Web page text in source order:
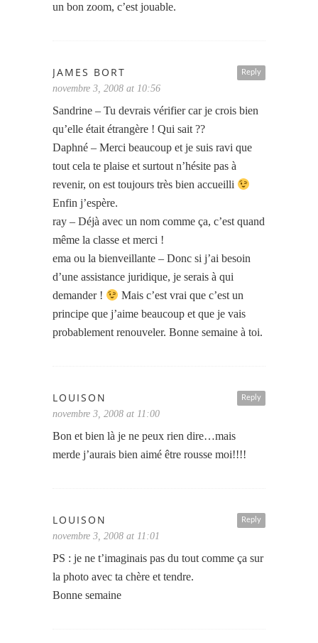
un bon zoom, c’est jouable.
Reply
JAMES BORT
novembre 3, 2008 at 10:56
Sandrine – Tu devrais vérifier car je crois bien
qu’elle était étrangère ! Qui sait ??
Daphné – Merci beaucoup et je suis ravi que
tout cela te plaise et surtout n’hésite pas à
revenir, on est toujours très bien accueilli
Enfin j’espère.
ray – Déjà avec un nom comme ça, c’est quand
même la classe et merci !
ema ou la bienveillante – Donc si j’ai besoin
d’une assistance juridique, je serais à qui
demander !
Mais c’est vrai que c’est un
principe que j’aime beaucoup et que je vais
probablement renouveler. Bonne semaine à toi.
Reply
LOUISON
novembre 3, 2008 at 11:00
Bon et bien là je ne peux rien dire…mais
merde j’aurais bien aimé être rousse moi!!!!
Reply
LOUISON
novembre 3, 2008 at 11:01
PS : je ne t’imaginais pas du tout comme ça sur
la photo avec ta chère et tendre.
Bonne semaine